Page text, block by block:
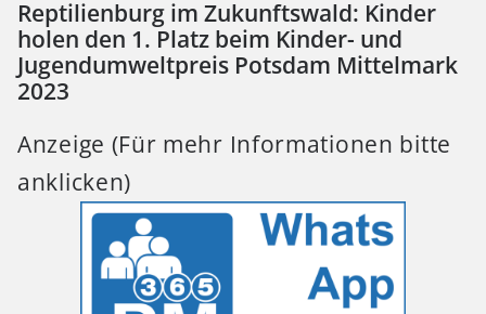
Reptilienburg im Zukunftswald: Kinder
holen den 1. Platz beim Kinder- und
Jugendumweltpreis Potsdam Mittelmark
2023
Anzeige (Für mehr Informationen bitte
anklicken)